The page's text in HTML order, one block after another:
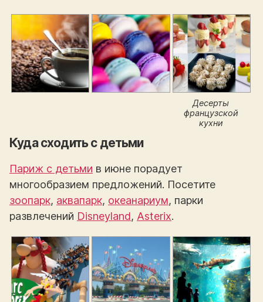
Десерты
французской
кухни
Куда сходить с детьми
Париж с детьми в июне порадует
многообразием предложений. Посетите
зоопарк, аквапарк, океанариум, парки
развлечений Disneyland, Asterix.